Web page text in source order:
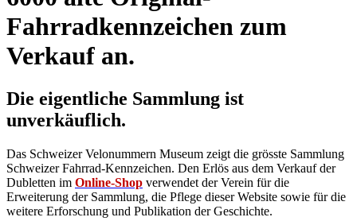
Fahrradkennzeichen zum
Verkauf an.
Die eigentliche Sammlung ist
unverkäuflich.
Das Schweizer Velonummern Museum zeigt die grösste Sammlung
Schweizer Fahrrad-Kennzeichen. Den Erlös aus dem Verkauf der
Dubletten im Online-Shop verwendet der Verein für die
Erweiterung der Sammlung, die Pflege dieser Website sowie für die
weitere Erforschung und Publikation der Geschichte.